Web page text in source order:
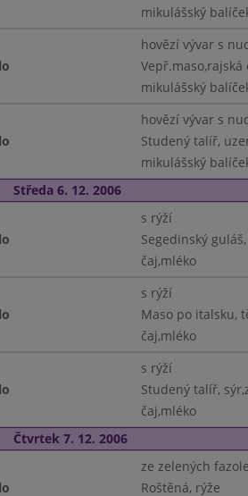
mikulášský
hovězí vývar s
Vepř.maso,rajská
mikulášský
hovězí vývar s
Studený talíř,
mikulášský
Středa 6. 12. 2006
s rýží
Segedinský
čaj,mléko
s rýží
Maso po italsku,
čaj,mléko
s rýží
Studený talíř,
čaj,mléko
Čtvrtek 7. 12. 2006
ze zelených
Roštěná, rýže